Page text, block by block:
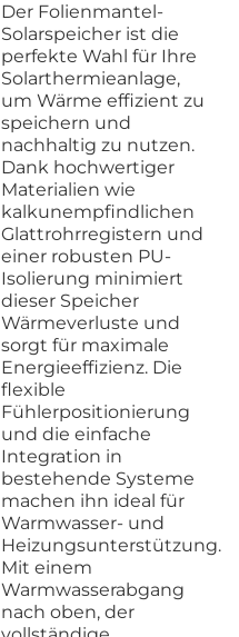
Der Folienmantel-
Solarspeicher ist die
perfekte Wahl für Ihre
Solarthermieanlage,
um Wärme effizient zu
speichern und
nachhaltig zu nutzen.
Dank hochwertiger
Materialien wie
kalkunempfindlichen
Glattrohrregistern und
einer robusten PU-
Isolierung minimiert
dieser Speicher
Wärmeverluste und
sorgt für maximale
Energieeffizienz. Die
flexible
Fühlerpositionierung
und die einfache
Integration in
bestehende Systeme
machen ihn ideal für
Warmwasser- und
Heizungsunterstützung.
Mit einem
Warmwasserabgang
nach oben, der